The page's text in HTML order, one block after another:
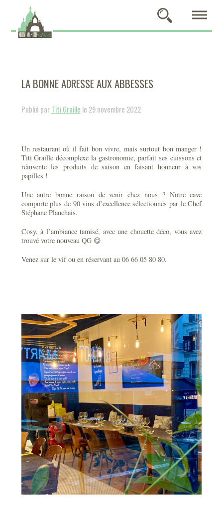
LA BONNE ADRESSE AUX ABBESSES
Publié parTiti Graille le 29 novembre 2022
Un restaurant où il fait bon vivre, mais surtout bon manger !
Titi Graille décomplexe la gastronomie, parfait ses cuissons et
réinvente les produits de saison en faisant honneur à vos
papilles !
Une autre bonne raison de venir chez nous ? Notre cave
comporte plus de 90 vins d’excellence sélectionnés par le Chef
Stéphane Planchais.
Cosy, à l’ambiance tamisé, avec une chouette déco, vous avez
trouvé votre nouveau QG 😋
Venez sur le vif ou en réservant au 06 66 05 80 80.